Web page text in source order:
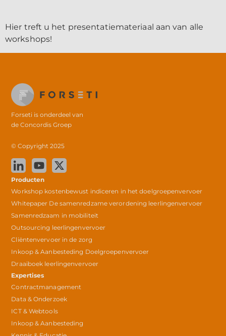
Hier treft u het presentatiemateriaal aan van alle
workshops!
Forseti is onderdeel van
deConcordis Groep
© Copyright 2025
Producten
Workshop kostenbewust indiceren in het doelgroepenvervoer
Whitepaper De samenredzame verordening leerlingenvervoer
Samenredzaam in mobiliteit
Outsourcing leerlingenvervoer
Cliëntenvervoer in de zorg
Inkoop & Aanbesteding Doelgroepenvervoer
Draaiboek leerlingenvervoer
Expertises
Contractmanagement
Data & Onderzoek
ICT & Webtools
Inkoop & Aanbesteding